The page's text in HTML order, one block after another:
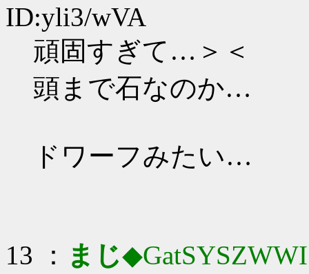
ID:yli3/wVA
頑固すぎて…＞＜
頭まで石なのか…
ドワーフみたい…
13 ： まじ◆GatSYSZWWI